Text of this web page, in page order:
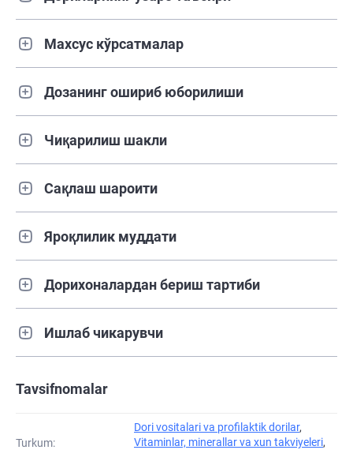
Махсус кўрсатмалар
Дозанинг ошириб юборилиши
Чиқарилиш шакли
Сақлаш шароити
Яроқлилик муддати
Дорихоналардан бериш тартиби
Ишлаб чикарувчи
Tavsifnomalar
Turkum:
Dori vositalari va profilaktik dorilar,
Vitaminlar, minerallar va xun takviyeleri,